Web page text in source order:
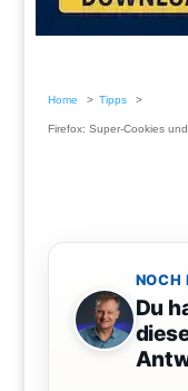
Home Tipps
Firefox: Super-Cookies
NOCH
Du